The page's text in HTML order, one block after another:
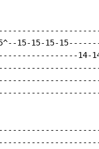
15-15-15-
14-